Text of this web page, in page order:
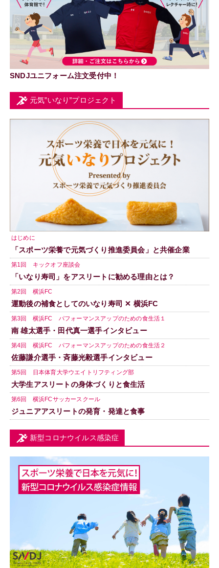
SNDJユニフォーム注文受付中！
元気”いなり”プロジェクト
はじめに
「スポーツ栄養で元気づくり推進委員会」と共催企業
第1回 キックオフ座談会
「いなり寿司」をアスリートに勧める理由とは？
第2回 横浜FC
運動後の補食としてのいなり寿司 ✕ 横浜FC
第3回 横浜FC パフォーマンスアップのための食生活１
南 雄太選手・田代真一選手インタビュー
第4回 横浜FC パフォーマンスアップのための食生活２
佐藤謙介選手・斉藤光毅選手インタビュー
第5回 日本体育大学ウエイトリフティング部
大学生アスリートの身体づくりと食生活
第6回 横浜FCサッカースクール
ジュニアアスリートの発育・発達と食事
新型コロナウイルス感染症